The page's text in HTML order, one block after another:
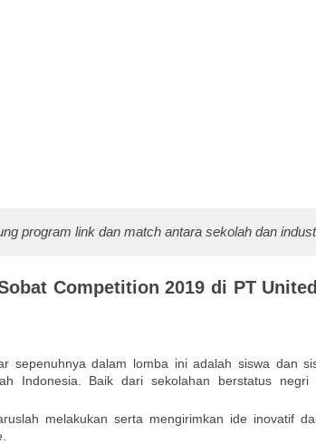
program link dan match antara sekolah dan
Competition 2019 di PT
sepenuhnya dalam lomba ini adalah siswa dan
Indonesia. Baik dari sekolahan berstatus negri
melakukan serta mengirimkan ide inovatif